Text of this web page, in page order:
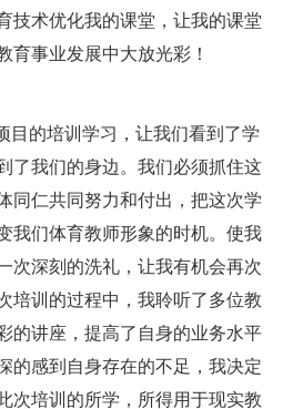
技术优化我的课堂，让我的课堂
育事业发展中大放光彩！
目的培训学习，让我们看到了学
了我们的身边。我们必须抓住这
同仁共同努力和付出，把这次学
我们体育教师形象的时机。使我
次深刻的洗礼，让我有机会再次
培训的过程中，我聆听了多位教
的讲座，提高了自身的业务水平
的感到自身存在的不足，我决定
次培训的所学，所得用于现实教